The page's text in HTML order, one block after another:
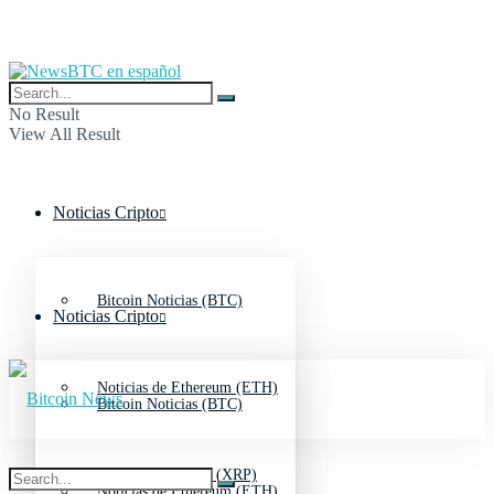
No Result
View All Result
Noticias Cripto
Bitcoin Noticias (BTC)
Noticias de Ethereum (ETH)
Noticias de Ripple (XRP)
Noticias Cripto
Bitcoin Noticias (BTC)